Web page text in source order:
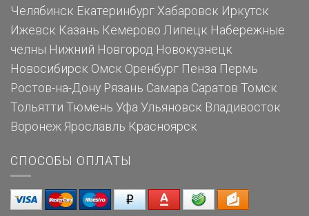
Челябинск Екатеринбург Хабаровск Иркутск
Ижевск Казань Кемерово Липецк Набережные
челны Нижний Новгород Новокузнецк
Новосибирск Омск Оренбург Пенза Пермь
Ростов-на-Дону Рязань Самара Саратов Томск
Тольятти Тюмень Уфа Ульяновск Владивосток
Воронеж Ярославль Красноярск
СПОСОБЫ ОПЛАТЫ